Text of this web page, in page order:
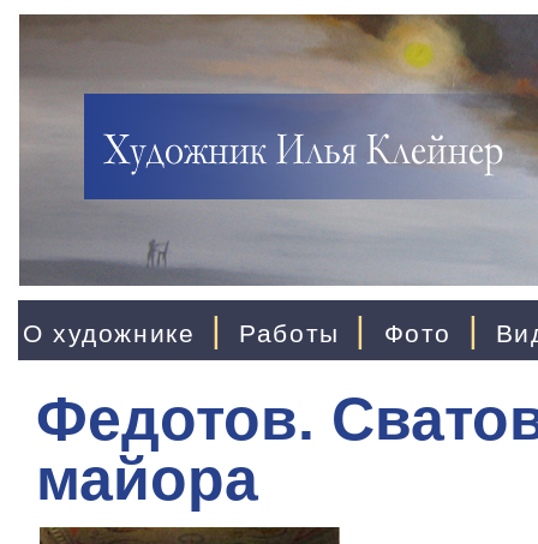
О художнике | Работы | Фото |
Федотов.
майора